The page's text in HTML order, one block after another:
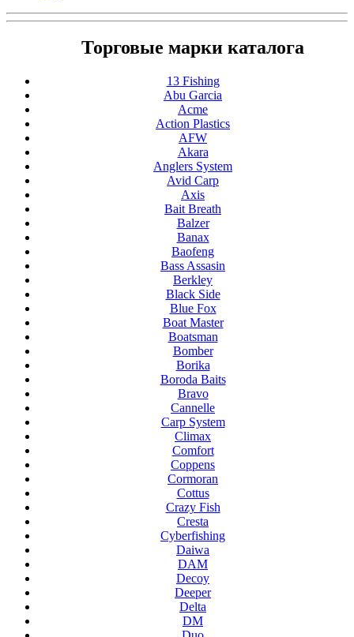
Торговые марки каталога
13 Fishing
Abu Garcia
Acme
Action Plastics
AFW
Akara
Anglers System
Avid Carp
Axis
Bait Breath
Balzer
Banax
Baofeng
Bass Assasin
Berkley
Black Side
Blue Fox
Boat Master
Boatsman
Bomber
Borika
Boroda Baits
Bravo
Cannelle
Carp System
Climax
Comfort
Coppens
Cormoran
Cottus
Crazy Fish
Cresta
Cyberfishing
Daiwa
DAM
Decoy
Deeper
Delta
DM